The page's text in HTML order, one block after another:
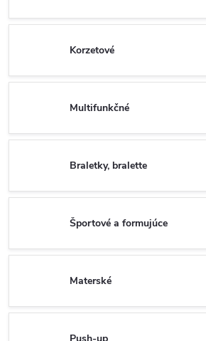
Korzetové
Multifunkčné
Braletky, bralette
Športové a formujúce
Materské
Push-up